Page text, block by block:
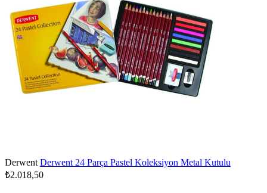
Derwent Derwent 24 Parça Pastel Koleksiyon Metal Kutulu
₺2.018,50